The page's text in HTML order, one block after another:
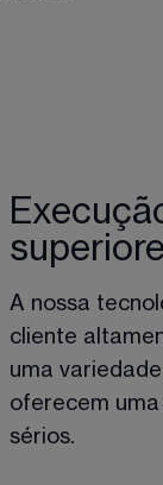
A nossa
cliente
uma
oferecem
sérios.